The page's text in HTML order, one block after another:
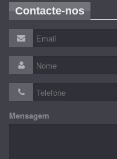
Contacte-nos
Mensagem